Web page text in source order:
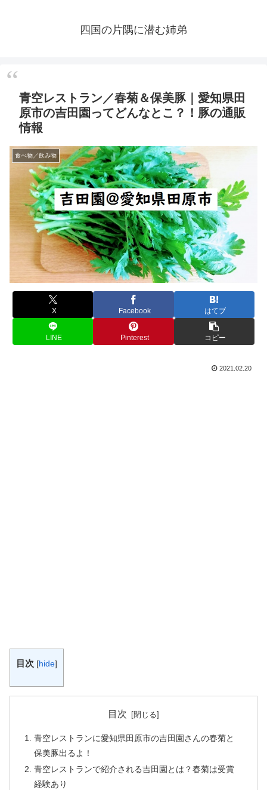
四国の片隅に潜む姉弟
青空レストラン／春菊＆保美豚｜愛知県田
原市の吉田園ってどんなとこ？！豚の通販
情報
食べ物／飲み物
X Facebook はてブ
LINE Pinterest コピー
2021.02.20
目次 [hide]
目次
青空レストランに愛知県田原市の吉田園さんの春菊と
保美豚出るよ！
青空レストランで紹介される吉田園とは？春菊は受賞
経験あり